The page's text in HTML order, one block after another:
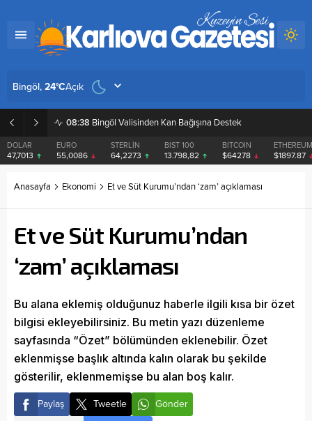
08:38 Bingöl Valisinden Kan Bağışına Destek
DOLAR
47,7013
EURO
55,0086
STERLİN
64,2273
BIST 100
13.798,82
BITCOIN
$64278
ETHEREUM
$1897.87
Bingöl, 24°CAçık
Anasayfa Ekonomi Et ve Süt Kurumu’ndan ‘zam’ açıklaması
Et ve Süt Kurumu’ndan
‘zam’ açıklaması
Bu alana eklemiş olduğunuz haberle ilgili kısa bir özet
bilgisi ekleyebilirsiniz. Bu metin yazı düzenleme
sayfasında “Özet” bölümünden eklenebilir. Özet
eklenmişse başlık altında kalın olarak bu şekilde
gösterilir, eklenmemişse bu alan boş kalır.
Paylaş Tweetle
Gönder